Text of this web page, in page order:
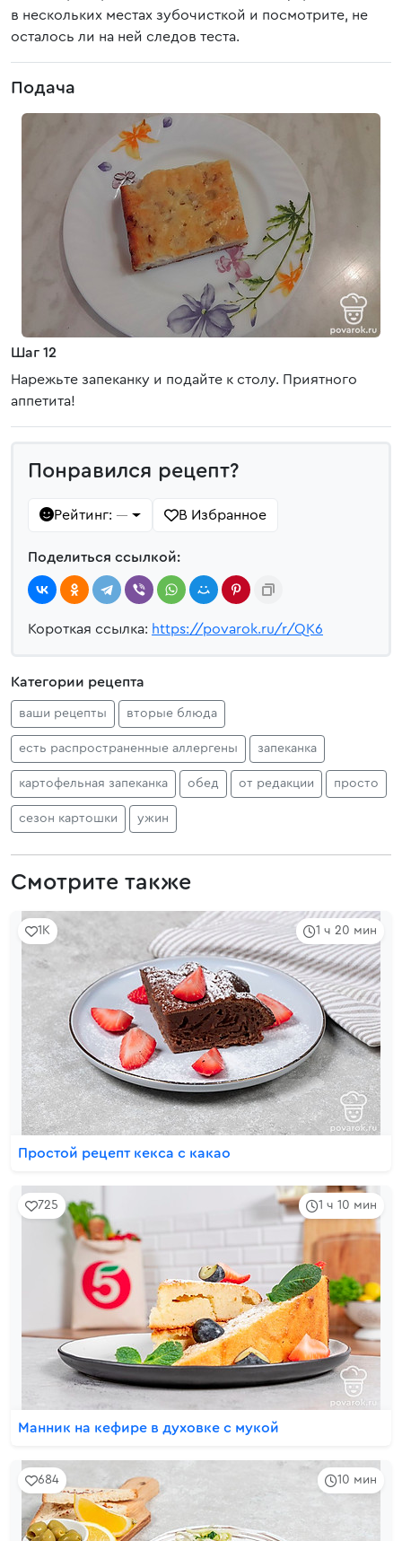
в нескольких местах зубочисткой и посмотрите, не
осталось ли на ней следов теста.
Подача
Шаг 12
Нарежьте запеканку и подайте к столу. Приятного
аппетита!
Понравился рецепт?
Рейтинг: — В Избранное
Поделиться ссылкой:
Короткая ссылка: https://povarok.ru/r/QK6
Категории рецепта
ваши рецепты вторые блюда
есть распространенные аллергены запеканка
картофельная запеканка обед от редакции просто
сезон картошки ужин
Смотрите также
1 ч 20 мин
1K
Простой рецепт кекса с какао
1 ч 10 мин
725
Манник на кефире в духовке с мукой
10 мин
684